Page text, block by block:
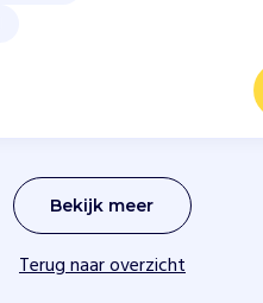
Bekijk meer
Terug naar overzicht